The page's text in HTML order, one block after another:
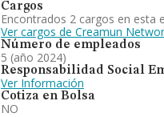
Cargos
Encontrados 2 cargos en esta
Ver cargos de Creamun
Número de empleados
5 (año 2024)
Responsabilidad Social
Ver Información
Cotiza en Bolsa
NO